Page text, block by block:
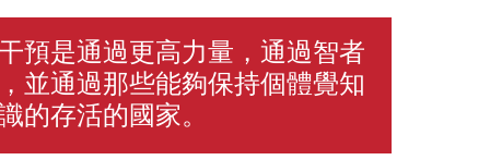
預是通過更高力量，通過智者
並通過那些能夠保持個體覺知
的存活的國家。